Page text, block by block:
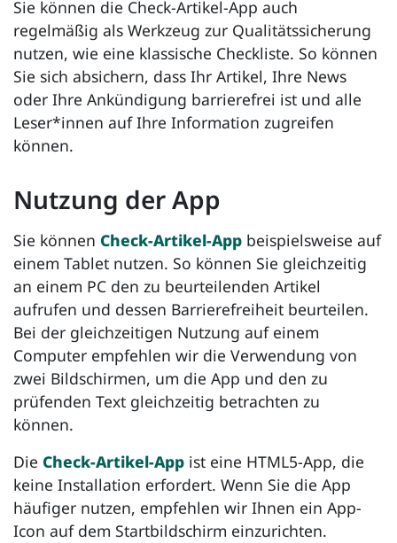
Sie können die Check-Artikel-App auch
regelmäßig als Werkzeug zur Qualitätssicherung
nutzen, wie eine klassische Checkliste. So können
Sie sich absichern, dass Ihr Artikel, Ihre News
oder Ihre Ankündigung barrierefrei ist und alle
Leser*innen auf Ihre Information zugreifen
können.
Nutzung der App
Sie können Check-Artikel-App beispielsweise auf
einem Tablet nutzen. So können Sie gleichzeitig
an einem PC den zu beurteilenden Artikel
aufrufen und dessen Barrierefreiheit beurteilen.
Bei der gleichzeitigen Nutzung auf einem
Computer empfehlen wir die Verwendung von
zwei Bildschirmen, um die App und den zu
prüfenden Text gleichzeitig betrachten zu
können.
Die Check-Artikel-App ist eine HTML5-App, die
keine Installation erfordert. Wenn Sie die App
häufiger nutzen, empfehlen wir Ihnen ein App-
Icon auf dem Startbildschirm einzurichten.